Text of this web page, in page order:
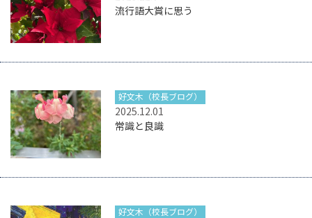
流行語大賞に思う
2025.12.01
好文木（校長ブログ）
常識と良識
好文木（校長ブログ）